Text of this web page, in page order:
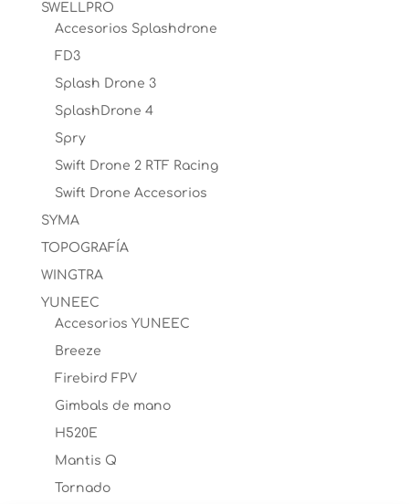
SWELLPRO
Accesorios Splashdrone
FD3
Splash Drone 3
SplashDrone 4
Spry
Swift Drone 2 RTF Racing
Swift Drone Accesorios
SYMA
TOPOGRAFÍA
WINGTRA
YUNEEC
Accesorios YUNEEC
Breeze
Firebird FPV
Gimbals de mano
H520E
Mantis Q
Tornado